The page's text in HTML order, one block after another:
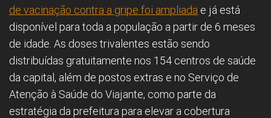
de vacinação contra a gripe foi ampliada e já está
disponível para toda a população a partir de 6 meses
de idade. As doses trivalentes estão sendo
distribuídas gratuitamente nos 154 centros de saúde
da capital, além de postos extras e no Serviço de
Atenção à Saúde do Viajante, como parte da
estratégia da prefeitura para elevar a cobertura